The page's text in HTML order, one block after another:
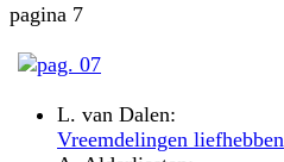
pagina 7
L. van Dalen:
Vreemdelingen liefhebben